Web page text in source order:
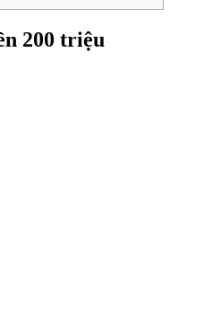
200 triệu